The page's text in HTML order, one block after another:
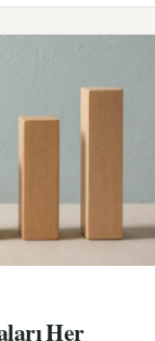
Her